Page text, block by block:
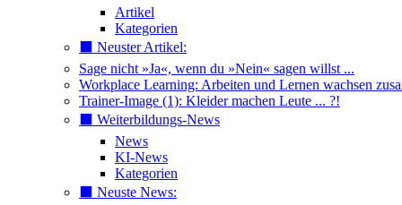
Artikel
Kategorien
⬛️ Neuster Artikel:
Sage nicht »Ja«, wenn du »Nein« sagen willst ...
Workplace Learning: Arbeiten und Lernen wachsen
Trainer-Image (1): Kleider machen Leute ... ?!
⬛️ Weiterbildungs-News
News
KI-News
Kategorien
⬛️ Neuste News: